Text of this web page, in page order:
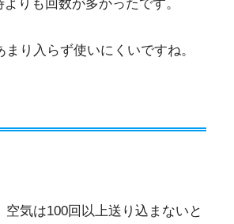
りも回数が多かったです。
り入らず使いにくいですね。
気は100回以上送り込まないと